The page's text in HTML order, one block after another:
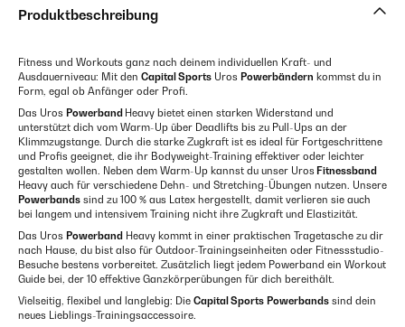
Produktbeschreibung
Fitness und Workouts ganz nach deinem individuellen Kraft- und
Ausdauerniveau: Mit den Capital Sports Uros Powerbändern kommst du in
Form, egal ob Anfänger oder Profi.
Das Uros Powerband Heavy bietet einen starken Widerstand und
unterstützt dich vom Warm-Up über Deadlifts bis zu Pull-Ups an der
Klimmzugstange. Durch die starke Zugkraft ist es ideal für Fortgeschrittene
und Profis geeignet, die ihr Bodyweight-Training effektiver oder leichter
gestalten wollen. Neben dem Warm-Up kannst du unser Uros Fitnessband
Heavy auch für verschiedene Dehn- und Stretching-Übungen nutzen. Unsere
Powerbands sind zu 100 % aus Latex hergestellt, damit verlieren sie auch
bei langem und intensivem Training nicht ihre Zugkraft und Elastizität.
Das Uros Powerband Heavy kommt in einer praktischen Tragetasche zu dir
nach Hause, du bist also für Outdoor-Trainingseinheiten oder Fitnessstudio-
Besuche bestens vorbereitet. Zusätzlich liegt jedem Powerband ein Workout
Guide bei, der 10 effektive Ganzkörperübungen für dich bereithält.
Vielseitig, flexibel und langlebig: Die Capital Sports Powerbands sind dein
neues Lieblings-Trainingsaccessoire.